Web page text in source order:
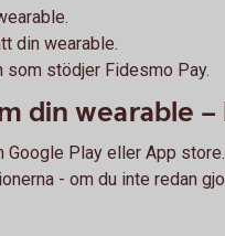
din wearable.
som stödjer Fidesmo Pay.
din wearable
Google Play eller App
- om du inte redan